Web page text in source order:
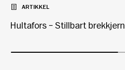
ARTIKKEL
Hultafors – Stillbart brekkjern